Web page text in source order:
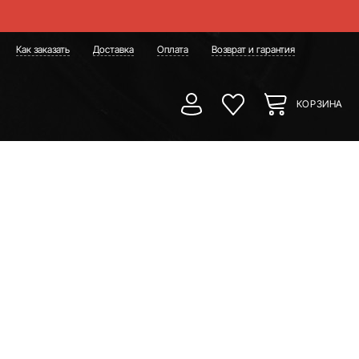
Как заказать Доставка Оплата Возврат и гарантия
КОРЗИНА